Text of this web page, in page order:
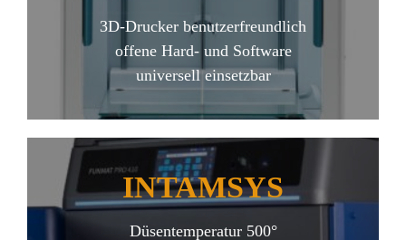
3D-Drucker benutzerfreundlich
offene Hard- und Software
universell einsetzbar
INTAMSYS
Düsentemperatur 500°